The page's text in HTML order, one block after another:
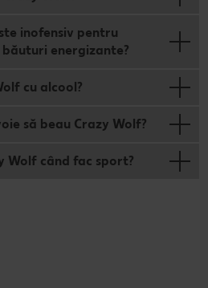
inofensiv pentru
energizante?
cu alcool?
să beau Crazy Wolf?
Wolf când fac sport?